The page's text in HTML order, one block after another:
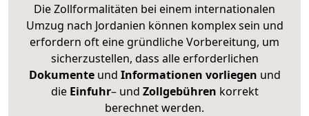
Die Zollformalitäten bei einem internationalen
Umzug nach Jordanien können komplex sein und
erfordern oft eine gründliche Vorbereitung, um
sicherzustellen, dass alle erforderlichen
Dokumenteund Informationen vorliegen und
die Einfuhr– und Zollgebühren korrekt
berechnet werden.